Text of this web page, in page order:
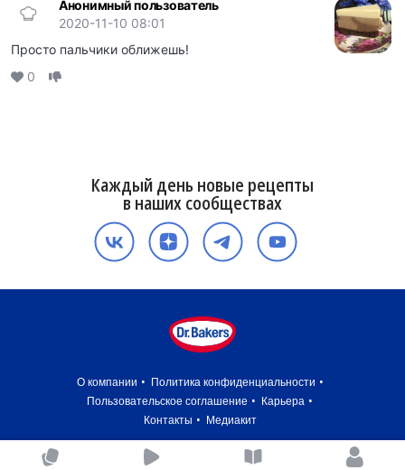
Анонимный пользователь
2020-11-10 08:01
Просто пальчики оближешь!
0
Каждый день новые рецепты
в наших сообществах
О компании
Политика конфиденциальности
Пользовательское соглашение
Карьера
Контакты
Медиакит